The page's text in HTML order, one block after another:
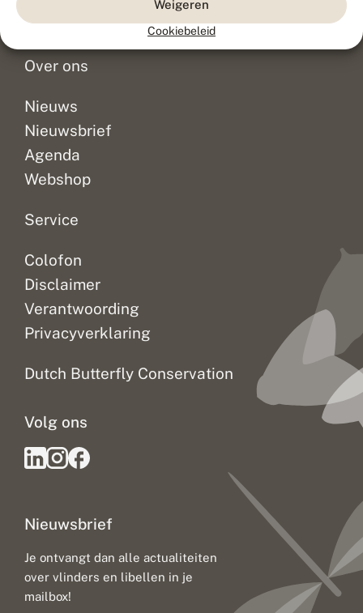
Weigeren
Cookiebeleid
Doneer
Over ons
Nieuws
Nieuwsbrief
Agenda
Webshop
Service
Colofon
Disclaimer
Verantwoording
Privacyverklaring
Dutch Butterfly Conservation
Nieuwsbrief
Je ontvangt dan alle actualiteiten
over vlinders en libellen in je
mailbox!
Volg ons